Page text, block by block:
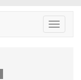
Toggle